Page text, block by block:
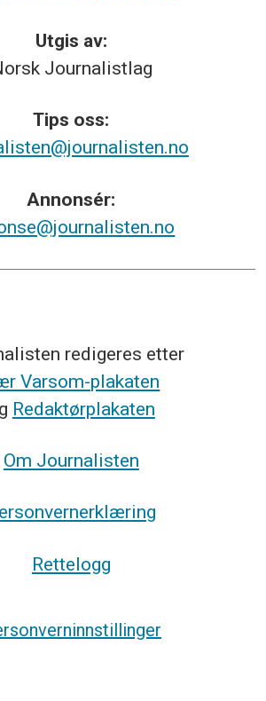
Utgis av:
Journalistlag
Tips oss:
Annonsér:
redigeres etter
Varsom-plakaten
Redaktørplakaten
Om Journalisten
Rettelogg